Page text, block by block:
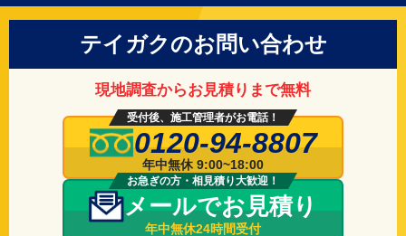
テイガクのお問い合わせ
現地調査からお見積りまで無料
受付後、施工管理者がお電話！
0120-94-8807
年中無休 9:00~18:00
お急ぎの方・相見積り大歓迎！
メールでお見積り
年中無休24時間受付